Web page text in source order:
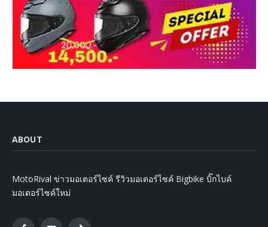
ABOUT
MotoRival ข่าวมอเตอร์ไซค์ รีวิวมอเตอร์ไซค์ Bigbike บิ๊กไบค์
มอเตอร์ไซค์ใหม่